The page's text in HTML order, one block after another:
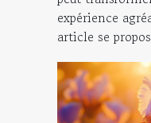
expérience
article se